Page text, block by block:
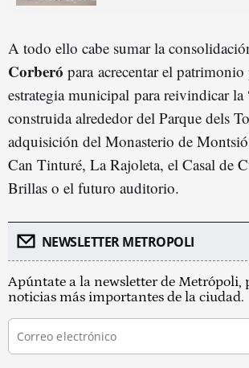
A todo ello cabe sumar la
Corberó para acrecentar el
estrategia municipal para reivindicar la
construida alrededor del Parque dels
adquisición del Monasterio de
Can Tinturé, La Rajoleta, el Casal de
Brillas o el futuro auditorio.
NEWSLETTER METROPOLI
Apúntate a la newsletter de Metrópoli,
noticias más importantes de la ciudad.